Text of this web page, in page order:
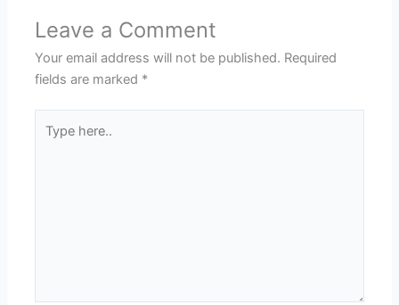
Leave a Comment
Your email address will not be published. Required
fields are marked *
here..